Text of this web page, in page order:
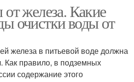
железа. Какие
очистки воды от
железа в питьевой воде должна
Как правило, в подземных
содержание этого